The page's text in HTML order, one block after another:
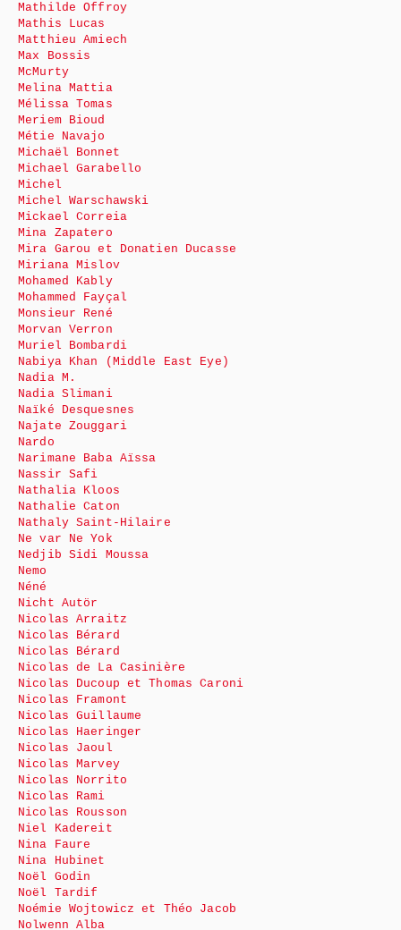
Mathilde Offroy
Mathis Lucas
Matthieu Amiech
Max Bossis
McMurty
Melina Mattia
Mélissa Tomas
Meriem Bioud
Métie Navajo
Michaël Bonnet
Michael Garabello
Michel
Michel Warschawski
Mickael Correia
Mina Zapatero
Mira Garou et Donatien Ducasse
Miriana Mislov
Mohamed Kably
Mohammed Fayçal
Monsieur René
Morvan Verron
Muriel Bombardi
Nabiya Khan (Middle East Eye)
Nadia M.
Nadia Slimani
Naïké Desquesnes
Najate Zouggari
Nardo
Narimane Baba Aïssa
Nassir Safi
Nathalia Kloos
Nathalie Caton
Nathaly Saint-Hilaire
Ne var Ne Yok
Nedjib Sidi Moussa
Nemo
Néné
Nicht Autör
Nicolas Arraitz
Nicolas Bérard
Nicolas Bérard
Nicolas de La Casinière
Nicolas Ducoup et Thomas Caroni
Nicolas Framont
Nicolas Guillaume
Nicolas Haeringer
Nicolas Jaoul
Nicolas Marvey
Nicolas Norrito
Nicolas Rami
Nicolas Rousson
Niel Kadereit
Nina Faure
Nina Hubinet
Noël Godin
Noël Tardif
Noémie Wojtowicz et Théo Jacob
Nolwenn Alba